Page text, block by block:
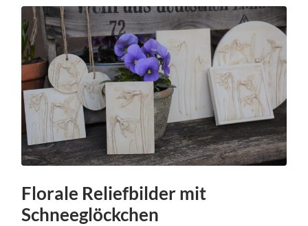
Florale Reliefbilder mit
Schneeglöckchen